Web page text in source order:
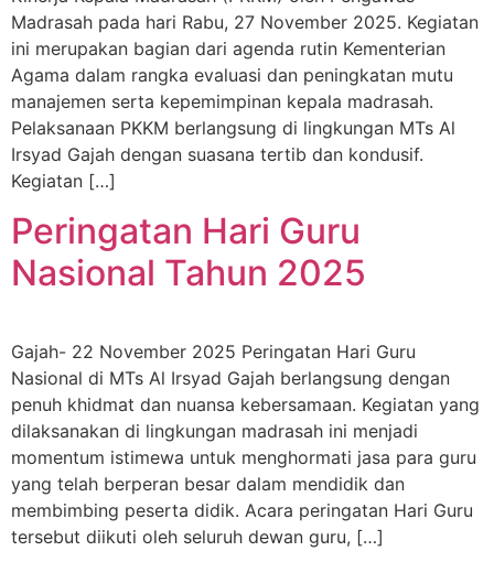
Madrasah pada hari Rabu, 27 November 2025. Kegiatan
ini merupakan bagian dari agenda rutin Kementerian
Agama dalam rangka evaluasi dan peningkatan mutu
manajemen serta kepemimpinan kepala madrasah.
Pelaksanaan PKKM berlangsung di lingkungan MTs Al
Irsyad Gajah dengan suasana tertib dan kondusif.
Kegiatan […]
Peringatan Hari Guru
Nasional Tahun 2025
Gajah- 22 November 2025 Peringatan Hari Guru
Nasional di MTs Al Irsyad Gajah berlangsung dengan
penuh khidmat dan nuansa kebersamaan. Kegiatan yang
dilaksanakan di lingkungan madrasah ini menjadi
momentum istimewa untuk menghormati jasa para guru
yang telah berperan besar dalam mendidik dan
membimbing peserta didik. Acara peringatan Hari Guru
tersebut diikuti oleh seluruh dewan guru, […]